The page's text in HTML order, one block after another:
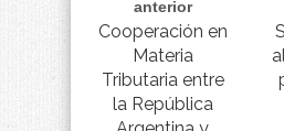
anterior
Cooperación en
Materia
Tributaria entre
la República